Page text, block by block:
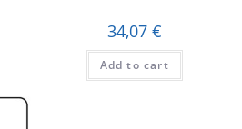
34,07 €
Add to cart